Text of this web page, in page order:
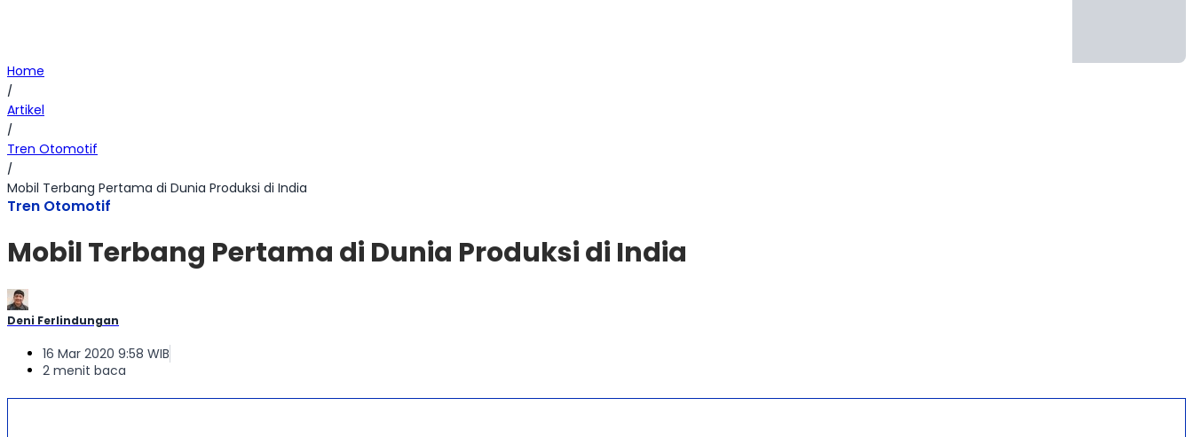
Home
/
Artikel
/
Tren Otomotif
/
Mobil Terbang Pertama di Dunia Produksi di India
Tren Otomotif
Mobil Terbang Pertama di Dunia Produksi di India
Deni Ferlindungan
16 Mar 2020 9:58 WIB
2 menit baca